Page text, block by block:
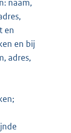
naam,
en
en bij
adres,